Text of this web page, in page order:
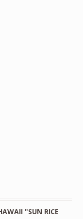
"SUN RICE